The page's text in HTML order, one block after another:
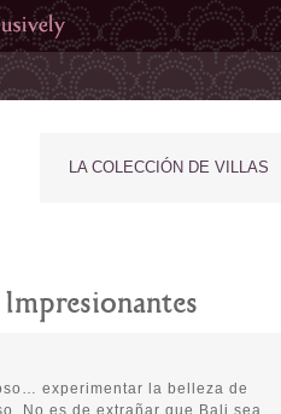
LA COLECCIÓN DE VILLAS
experimentar la belleza de
No es de extrañar que Bali sea